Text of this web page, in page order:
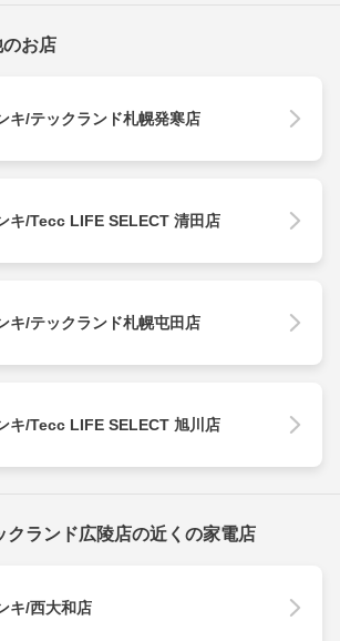
お店
キ/テックランド札幌発寒店
キ/Tecc LIFE SELECT 清田店
キ/テックランド札幌屯田店
キ/Tecc LIFE SELECT 旭川店
クランド広陵店の近くの家電店
キ/西大和店